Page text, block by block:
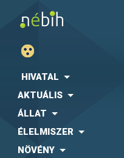
HIVATAL
AKTUÁLIS
ÁLLAT
ÉLELMISZER
NÖVÉNY